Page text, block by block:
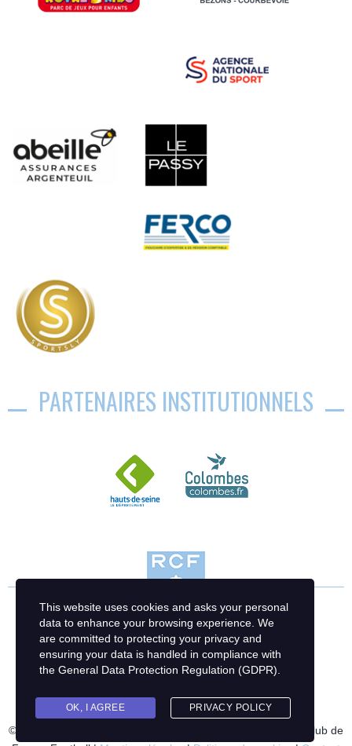
PARTENAIRES INSTITUTIONNELS
© 2023 Racing Club de France Football | Création : Racing Club de
This website uses cookies and asks your personal
data to enhance your browsing experience. We
are committed to protecting your privacy and
ensuring your data is handled in compliance with
the General Data Protection Regulation (GDPR)
OK, I AGREE PRIVACY POLICY